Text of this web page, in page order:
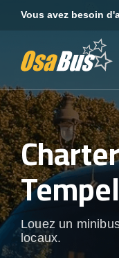
Vous avez besoin
Louez un
locaux.